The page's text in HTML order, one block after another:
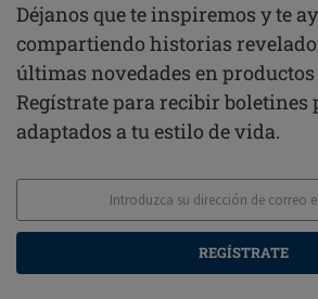
Déjanos que te inspiremos y te
compartiendo historias
últimas novedades en
Regístrate para recibir boletines
adaptados a tu estilo de vida.
REGÍSTRATE